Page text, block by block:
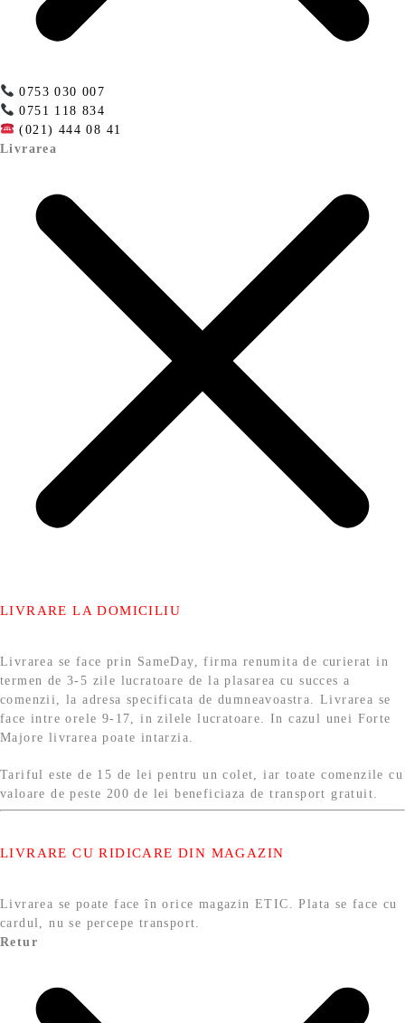
0753 030 007
0751 118 834
(021) 444 08 41
Livrarea
LIVRARE LA DOMICILIU
Livrarea se face prin SameDay, firma renumita de curierat in
termen de 3-5 zile lucratoare de la plasarea cu succes a
comenzii, la adresa specificata de dumneavoastra. Livrarea se
face intre orele 9-17, in zilele lucratoare. In cazul unei Forte
Majore livrarea poate intarzia.
Tariful este de 15 de lei pentru un colet, iar toate comenzile cu
valoare de peste 200 de lei beneficiaza de transport gratuit.
LIVRARE CU RIDICARE DIN MAGAZIN
Livrarea se poate face în orice magazin ETIC. Plata se face cu
cardul, nu se percepe transport.
Retur